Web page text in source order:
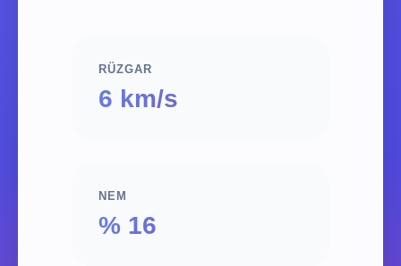
RÜZGAR
6 km/s
NEM
% 16